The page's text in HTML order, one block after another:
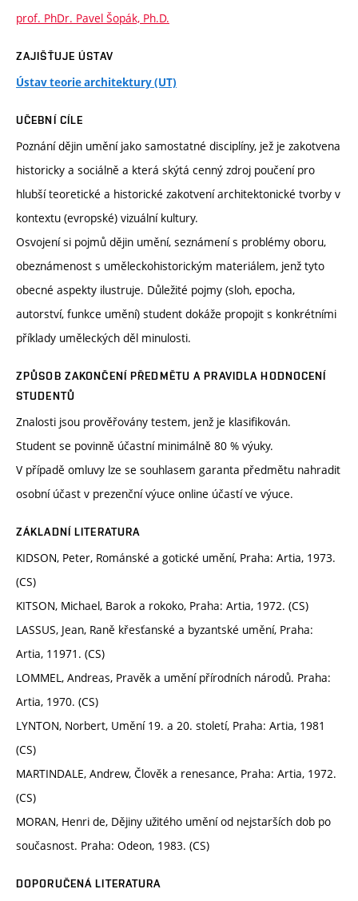
prof. PhDr. Pavel Šopák, Ph.D.
ZAJIŠŤUJE ÚSTAV
Ústav teorie architektury (UT)
UČEBNÍ CÍLE
Poznání dějin umění jako samostatné disciplíny, jež je zakotvena
historicky a sociálně a která skýtá cenný zdroj poučení pro
hlubší teoretické a historické zakotvení architektonické tvorby v
kontextu (evropské) vizuální kultury.
Osvojení si pojmů dějin umění, seznámení s problémy oboru,
obeznámenost s uměleckohistorickým materiálem, jenž tyto
obecné aspekty ilustruje. Důležité pojmy (sloh, epocha,
autorství, funkce umění) student dokáže propojit s konkrétními
příklady uměleckých děl minulosti.
ZPŮSOB ZAKONČENÍ PŘEDMĚTU A PRAVIDLA HODNOCENÍ
STUDENTŮ
Znalosti jsou prověřovány testem, jenž je klasifikován.
Student se povinně účastní minimálně 80 % výuky.
V případě omluvy lze se souhlasem garanta předmětu nahradit
osobní účast v prezenční výuce online účastí ve výuce.
ZÁKLADNÍ LITERATURA
KIDSON, Peter, Románské a gotické umění, Praha: Artia, 1973.
(CS)
KITSON, Michael, Barok a rokoko, Praha: Artia, 1972. (CS)
LASSUS, Jean, Raně křesťanské a byzantské umění, Praha:
Artia, 11971. (CS)
LOMMEL, Andreas, Pravěk a umění přírodních národů. Praha:
Artia, 1970. (CS)
LYNTON, Norbert, Umění 19. a 20. století, Praha: Artia, 1981
(CS)
MARTINDALE, Andrew, Člověk a renesance, Praha: Artia, 1972.
(CS)
MORAN, Henri de, Dějiny užitého umění od nejstarších dob po
současnost. Praha: Odeon, 1983. (CS)
DOPORUČENÁ LITERATURA